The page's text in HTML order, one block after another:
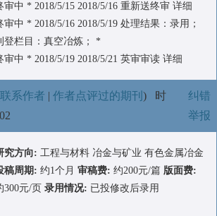
审中 * 2018/5/15 2018/5/16 重新送终审 详细
审中 * 2018/5/16 2018/5/19 处理结果：录用；
登栏目：真空冶炼； *
审中 * 2018/5/19 2018/5/21 英审审读 详细
联系作者 | 作者点评过的期刊 ) 时
纠错
举报
究方向: 工程与材料 冶金与矿业 有色金属冶金
稿周期: 约1个月 审稿费: 约200元/篇 版面费:
300元/页 录用情况: 已投修改后录用